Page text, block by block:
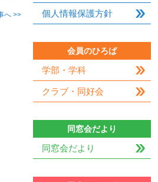
へ >> 個人情報保護方針
会員のひろば
学部・学科
クラブ・同好会
同窓会だより
同窓会だより